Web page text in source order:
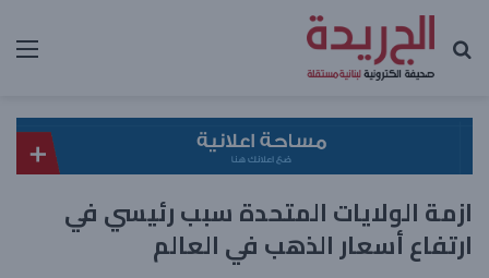
بحث عن
ازمة الولايات المتحدة سبب رئيسي في
ارتفاع أسعار الذهب في العالم